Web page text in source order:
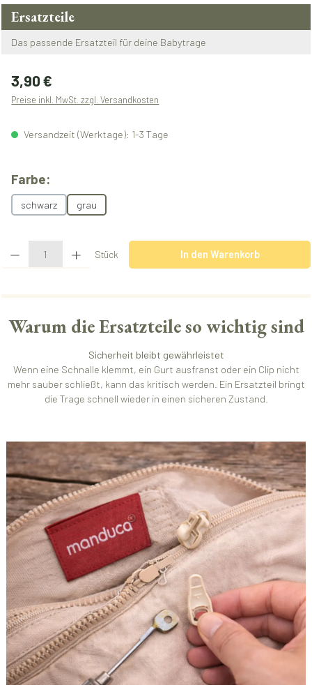
Ersatzteile
Das passende Ersatzteil für deine Babytrage
Regulärer Preis:
3,90 €
Preise inkl. MwSt. zzgl. Versandkosten
Versandzeit (Werktage): 1-3 Tage
Farbe:
schwarz grau
Produkt Anzahl: Gib den gewünschten Wert ein oder benutze die
Stück In den Warenkorb
Warum die Ersatzteile so wichtig sind
Sicherheit bleibt gewährleistet
Wenn eine Schnalle klemmt, ein Gurt ausfranst oder ein Clip nicht
mehr sauber schließt, kann das kritisch werden. Ein Ersatzteil bringt
die Trage schnell wieder in einen sicheren Zustand.